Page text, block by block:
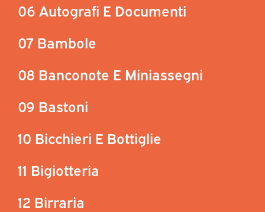
06 Autografi E Documenti
07 Bambole
08 Banconote E Miniassegni
09 Bastoni
10 Bicchieri E Bottiglie
11 Bigiotteria
12 Birraria